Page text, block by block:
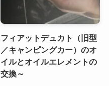
フィアットデュカト（旧型
／キャンピングカー）のオ
イルとオイルエレメントの
交換～